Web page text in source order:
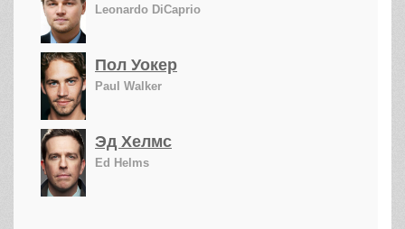
Leonardo DiCaprio
Пол Уокер
Paul Walker
Эд Хелмс
Ed Helms